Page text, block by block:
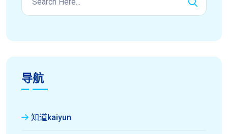
导航
知道kaiyun